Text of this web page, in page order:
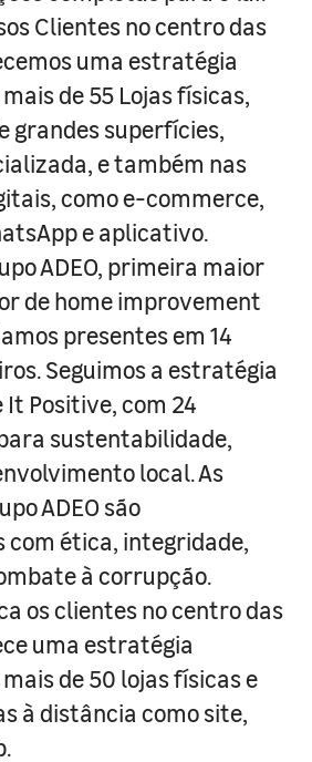
Clientes no centro das
uma estratégia
de 55 Lojas físicas,
grandes superfícies,
e também nas
como e-commerce,
e aplicativo.
ADEO, primeira maior
de home improvement
presentes em 14
Seguimos a estratégia
Positive, com 24
sustentabilidade,
local. As
ADEO são
ética, integridade,
à corrupção.
os clientes no centro das
uma estratégia
de 50 lojas físicas e
à distância como site,